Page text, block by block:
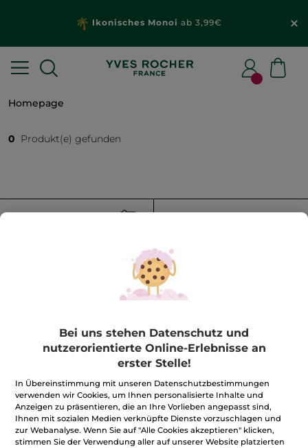
Ikonisches Monoi ab 3,99€
Homepage
0 Produkt(e) gefunden
FILTER SORTIEREN NACH
100%unserer Aktivstoffe
sindpflanzlich
Wir bewirtschaften
unsere Felder
biologisch
Bei uns stehen Datenschutz und
nutzerorientierte Online-Erlebnisse an
erster Stelle!
In Übereinstimmung mit unseren Datenschutzbestimmungen
verwenden wir Cookies, um Ihnen personalisierte Inhalte und
Anzeigen zu präsentieren, die an Ihre Vorlieben angepasst sind,
Ihnen mit sozialen Medien verknüpfte Dienste vorzuschlagen und
zur Webanalyse. Wenn Sie auf "Alle Cookies akzeptieren" klicken,
stimmen Sie der Verwendung aller auf unserer Website platzierten